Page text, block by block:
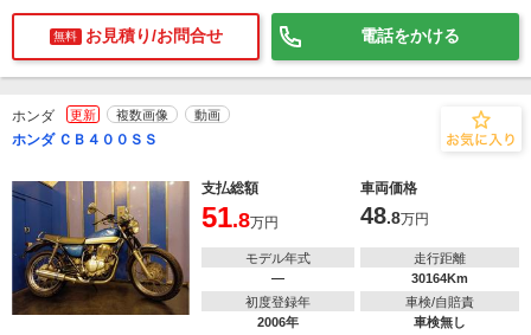
無料 お見積り/お問合せ 電話をかける
ホンダ 更新 複数画像 動画
ホンダ ＣＢ４００ＳＳ
支払総額 車両価格
51.8万円 48.8万円
モデル年式
―
走行距離
30164Km
初度登録年
2006年
車検/自賠責
車検無し